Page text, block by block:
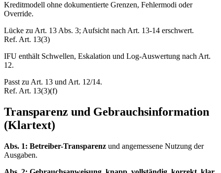
Kreditmodell ohne dokumentierte Grenzen, Fehlermodi oder
Override.
Lücke zu Art. 13 Abs. 3; Aufsicht nach Art. 13-14 erschwert.
Ref. Art. 13(3)
IFU enthält Schwellen, Eskalation und Log-Auswertung nach Art.
12.
Passt zu Art. 13 und Art. 12/14.
Ref. Art. 13(3)(f)
Transparenz und Gebrauchsinformation
(Klartext)
Abs. 1: Betreiber-Transparenz und angemessene Nutzung der
Ausgaben.